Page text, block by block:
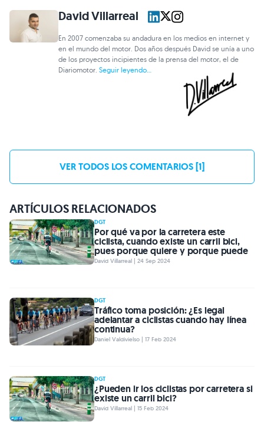
David Villarreal
En 2007 comenzaba su andadura en los medios en internet y
en el mundo del motor. Dos años después David se unía a uno
de los proyectos incipientes de la prensa del motor, el de
Diariomotor.Seguir leyendo...
VER TODOS LOS COMENTARIOS [1]
ARTÍCULOS RELACIONADOS
DGT
Por qué va por la carretera este
ciclista, cuando existe un carril bici,
pues porque quiere y porque puede
David Villarreal | 24 Sep 2024
DGT
Tráfico toma posición: ¿Es legal
adelantar a ciclistas cuando hay línea
continua?
Daniel Valdivielso | 17 Feb 2024
DGT
¿Pueden ir los ciclistas por carretera si
existe un carril bici?
David Villarreal | 15 Feb 2024